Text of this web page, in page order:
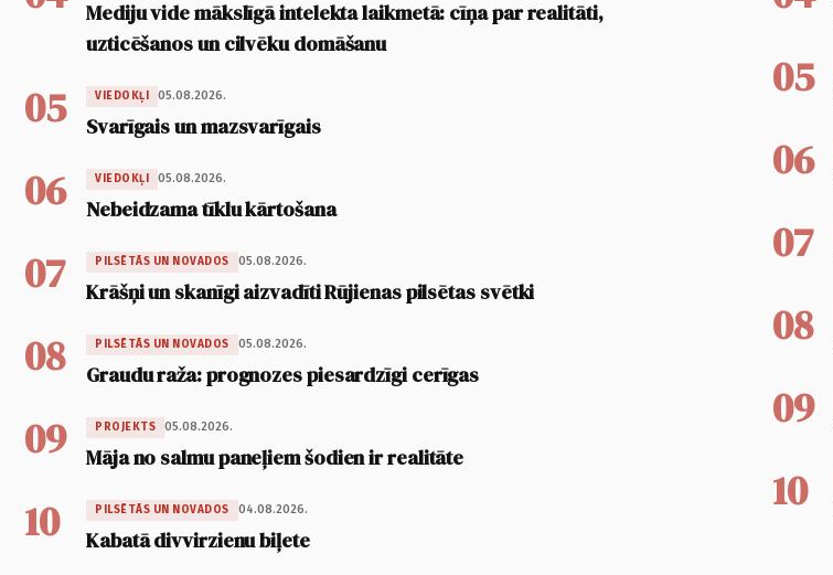
Mediju vide mākslīgā intelekta laikmetā: cīņa par realitāti,
uzticēšanos un cilvēku domāšanu
05 VIEDOKĻI 05.08.2026.
Svarīgais un mazsvarīgais
06 VIEDOKĻI 05.08.2026.
Nebeidzama tīklu kārtošana
07 PILSĒTĀS UN NOVADOS 05.08.2026.
Krāšņi un skanīgi aizvadīti Rūjienas pilsētas svētki
08 PILSĒTĀS UN NOVADOS 05.08.2026.
Graudu raža: prognozes piesardzīgi cerīgas
09 PROJEKTS 05.08.2026.
Māja no salmu paneļiem šodien ir realitāte
10 PILSĒTĀS UN NOVADOS 04.08.2026.
Kabatā divvirzienu biļete
05
06
07
08
09
10